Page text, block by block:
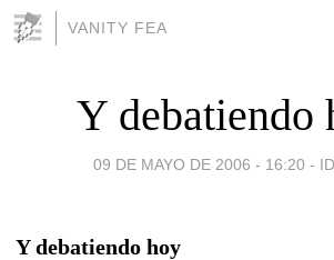
VANITY FEA
Y debatiendo
09 DE MAYO DE 2006 - 16:20 -
Y debatiendo hoy